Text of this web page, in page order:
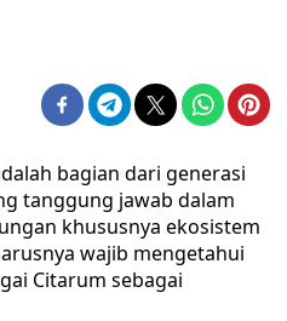
bagian dari generasi
tanggung jawab dalam
khususnya ekosistem
wajib mengetahui
Citarum sebagai